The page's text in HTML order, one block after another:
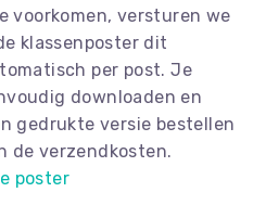
voorkomen, versturen we
klassenposter dit
per post. Je
downloaden en
gedrukte versie bestellen
de verzendkosten.
poster